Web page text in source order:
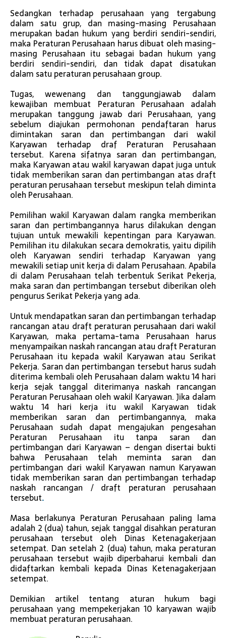
Sedangkan terhadap perusahaan yang tergabung
dalam satu grup, dan masing-masing Perusahaan
merupakan badan hukum yang berdiri sendiri-sendiri,
maka Peraturan Perusahaan harus dibuat oleh masing-
masing Perusahaan itu sebagai badan hukum yang
berdiri sendiri-sendiri, dan tidak dapat disatukan
dalam satu peraturan perusahaan group.
Tugas, wewenang dan tanggungjawab dalam
kewajiban membuat Peraturan Perusahaan adalah
merupakan tanggung jawab dari Perusahaan, yang
sebelum diajukan permohonan pendaftaran harus
dimintakan saran dan pertimbangan dari wakil
Karyawan terhadap draf Peraturan Perusahaan
tersebut. Karena sifatnya saran dan pertimbangan,
maka Karyawan atau wakil karyawan dapat juga untuk
tidak memberikan saran dan pertimbangan atas draft
peraturan perusahaan tersebut meskipun telah diminta
oleh Perusahaan.
Pemilihan wakil Karyawan dalam rangka memberikan
saran dan pertimbangannya harus dilakukan dengan
tujuan untuk mewakili kepentingan para Karyawan.
Pemilihan itu dilakukan secara demokratis, yaitu dipilih
oleh Karyawan sendiri terhadap Karyawan yang
mewakili setiap unit kerja di dalam Perusahaan. Apabila
di dalam Perusahaan telah terbentuk Serikat Pekerja,
maka saran dan pertimbangan tersebut diberikan oleh
pengurus Serikat Pekerja yang ada.
Untuk mendapatkan saran dan pertimbangan terhadap
rancangan atau draft peraturan perusahaan dari wakil
Karyawan, maka pertama-tama Perusahaan harus
menyampaikan naskah rancangan atau draft Peraturan
Perusahaan itu kepada wakil Karyawan atau Serikat
Pekerja. Saran dan pertimbangan tersebut harus sudah
diterima kembali oleh Perusahaan dalam waktu 14 hari
kerja sejak tanggal diterimanya naskah rancangan
Peraturan Perusahaan oleh wakil Karyawan. Jika dalam
waktu 14 hari kerja itu wakil Karyawan tidak
memberikan saran dan pertimbangannya, maka
Perusahaan sudah dapat mengajukan pengesahan
Peraturan Perusahaan itu tanpa saran dan
pertimbangan dari Karyawan – dengan disertai bukti
bahwa Perusahaan telah meminta saran dan
pertimbangan dari wakil Karyawan namun Karyawan
tidak memberikan saran dan pertimbangan terhadap
naskah rancangan / draft peraturan perusahaan
tersebut.
Masa berlakunya Peraturan Perusahaan paling lama
adalah 2 (dua) tahun, sejak tanggal disahkan peraturan
perusahaan tersebut oleh Dinas Ketenagakerjaan
setempat. Dan setelah 2 (dua) tahun, maka peraturan
perusahaan tersebut wajib diperbaharui kembali dan
didaftarkan kembali kepada Dinas Ketenagakerjaan
setempat.
Demikian artikel tentang aturan hukum bagi
perusahaan yang mempekerjakan 10 karyawan wajib
membuat peraturan perusahaan.